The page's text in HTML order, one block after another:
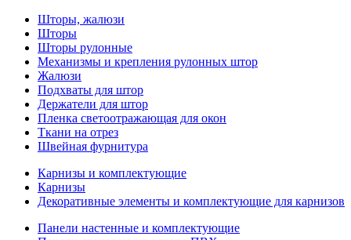
Шторы, жалюзи
Шторы
Шторы рулонные
Механизмы и крепления рулонных штор
Жалюзи
Подхваты для штор
Держатели для штор
Пленка светоотражающая для окон
Ткани на отрез
Швейная фурнитура
Карнизы и комплектующие
Карнизы
Декоративные элементы и комплектующие для карнизов
Панели настенные и комплектующие